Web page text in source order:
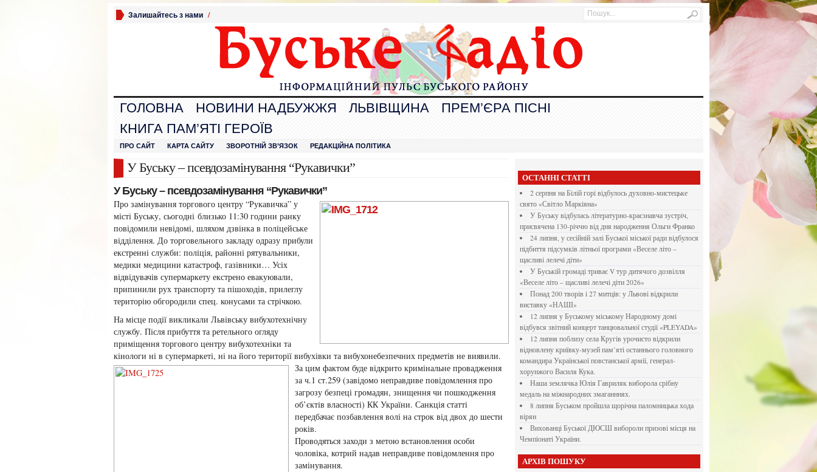
Залишайтесь з нами /
ГОЛОВНА НОВИНИ НАДБУЖЖЯ ЛЬВІВЩИНА
ПРЕМ’ЄРА ПІСНІ
КНИГА ПАМ’ЯТІ ГЕРОЇВ
ПРО САЙТ КАРТА САЙТУ ЗВОРОТНІЙ ЗВ’ЯЗОК РЕДАКЦІЙНА ПОЛІТИКА
У Буську – псевдозамінування “Рукавички”
У Буську – псевдозамінування “Рукавички”
Про замінування торгового центру “Рукавичка” у
місті Буську, сьогодні близько 11:30 години ранку
повідомили невідомі, шляхом дзвінка в поліцейське
відділення. До торговельного закладу одразу прибули
екстренні служби: поліція, районні рятувальники,
медики медицини катастроф, газівники… Усіх
відвідувачів супермаркету екстрено евакуювали,
припинили рух транспорту та пішоходів, прилеглу
територію обгородили спец. конусами та стрічкою.
На місце події викликали Львівську вибухотехнічну
службу. Після прибуття та ретельного огляду
приміщення торгового центру вибухотехніки та
кінологи ні в супермаркеті, ні на його території вибухівки та вибухонебезпечних предметів не виявили.
За цим фактом буде відкрито кримінальне провадження
за ч.1 ст.259 (завідомо неправдиве повідомлення про
загрозу безпеці громадян, знищення чи пошкодження
об’єктів власності) КК України. Санкція статті
передбачає позбавлення волі на строк від двох до шести
років.
Проводяться заходи з метою встановлення особи
чоловіка, котрий надав неправдиве повідомлення про
замінування.
ОСТАННІ СТАТТІ
2 серпня на Білій горі відбулось духовно-мистецьке
свято «Світло Маркіяна»
У Буську відбулась літературно-краєзнавча зустріч,
присвячена 130-річчю від дня народження Ольги Франко
24 липня, у сесійній залі Буської міської ради відбулося
підбиття підсумків літньої програми «Веселе літо –
щасливі лелечі діти»
У Буській громаді триває V тур дитячого дозвілля
«Веселе літо – щасливі лелечі діти 2026»
Понад 200 творів і 27 митців: у Львові відкрили
виставку «НАШІ»
12 липня у Буському міському Народному домі
відбувся звітний концерт танцювальної студії «PLEYADA»
12 липня поблизу села Кругів урочисто відкрили
відновлену криївку-музей пам’яті останнього головного
командира Української повстанської армії, генерал-
хорунжого Василя Кука.
Наша землячка Юлія Гавриляк виборола срібну
медаль на міжнародних змаганннях.
8 липня Буськом пройшла щорічна паломницька хода
вірян
Вихованці Буської ДЮСШ вибороли призові місця на
Чемпіонаті України.
АРХІВ ПОШУКУ